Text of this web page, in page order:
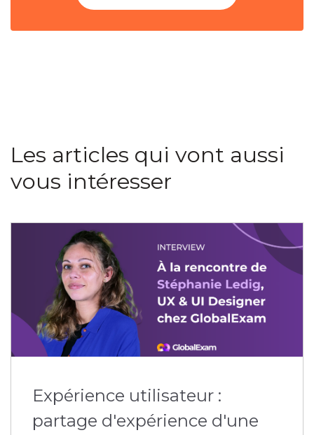
Les articles qui vont aussi
vous intéresser
Expérience utilisateur :
partage d'expérience d'une